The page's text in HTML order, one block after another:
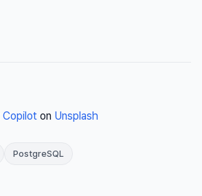
on Unsplash
PostgreSQL